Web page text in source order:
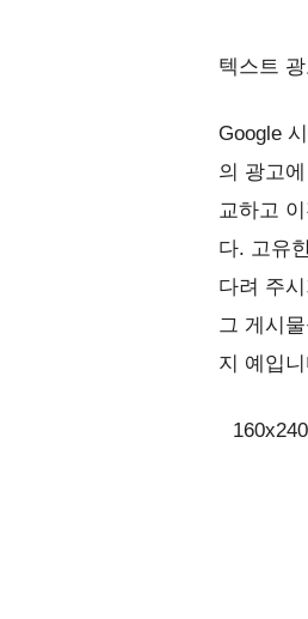
텍스트
Google
의 광고
교하고
다. 고유
다려 주
그 게시
지 예입